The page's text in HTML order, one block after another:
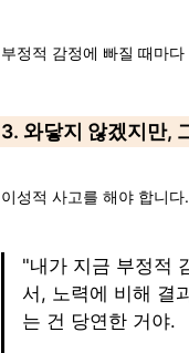
부정적 감정에 빠질 때마
3. 와닿지 않겠지만,
이성적 사고를 해야 합니다.
"내가 지금 부정적
서, 노력에 비해 결
는 건 당연한 거야.